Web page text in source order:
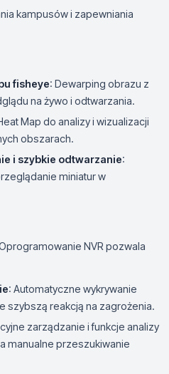
kampusów i zapewniania
fisheye: Dewarping obrazu z
na żywo i odtwarzania.
Map do analizy i wizualizacji
obszarach.
i szybkie odtwarzanie:
miniatur w
NVR pozwala
: Automatyczne wykrywanie
szybszą reakcją na zagrożenia.
zarządzanie i funkcje analizy
manualne przeszukiwanie